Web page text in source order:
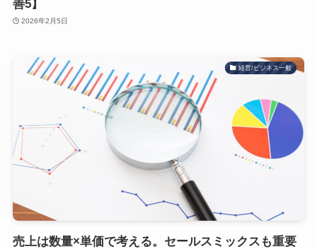
善5】
2026年2月5日
経営/ビジネス一般
売上は数量×単価で考える。セールスミックスも重要